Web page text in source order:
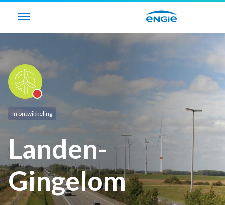
In ontwikkeling
Landen-
Gingelom
Erembodegem (Aalst)
In ontwikkeling
Frameries – Mons
In werking
Frasnes-lez-Anvaing
In werking
Genk